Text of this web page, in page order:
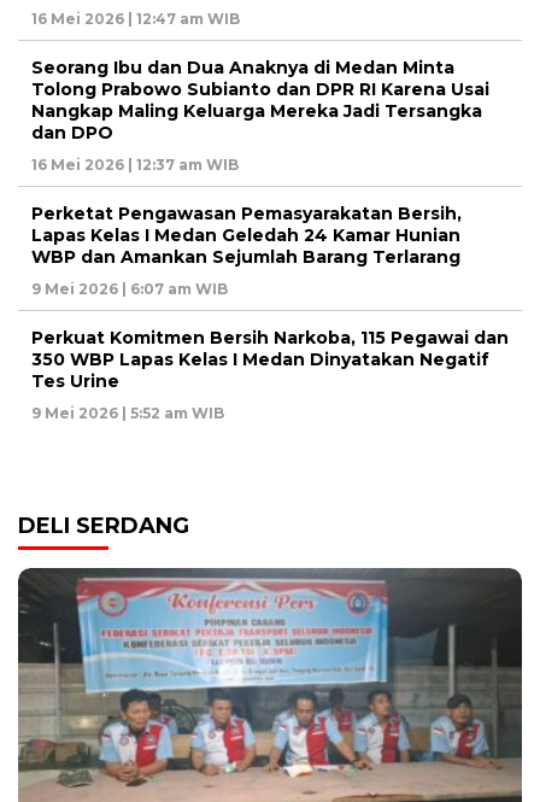
16 Mei 2026 | 12:47 am WIB
Seorang Ibu dan Dua Anaknya di Medan Minta
Tolong Prabowo Subianto dan DPR RI Karena Usai
Nangkap Maling Keluarga Mereka Jadi Tersangka
dan DPO
16 Mei 2026 | 12:37 am WIB
Perketat Pengawasan Pemasyarakatan Bersih,
Lapas Kelas I Medan Geledah 24 Kamar Hunian
WBP dan Amankan Sejumlah Barang Terlarang
9 Mei 2026 | 6:07 am WIB
Perkuat Komitmen Bersih Narkoba, 115 Pegawai dan
350 WBP Lapas Kelas I Medan Dinyatakan Negatif
Tes Urine
9 Mei 2026 | 5:52 am WIB
DELI SERDANG